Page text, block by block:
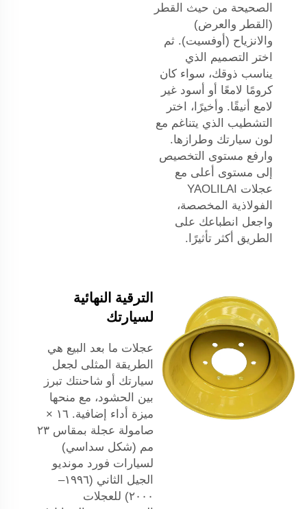
الصحيحة من حيث القطر
(القطر والعرض)
والانزياح (أوفسيت). ثم
اختر التصميم الذي
يناسب ذوقك، سواء كان
كرومًا لامعًا أو أسود غير
لامع أنيقًا. وأخيرًا، اختر
التشطيب الذي يتناغم مع
لون سيارتك وطرازها.
وارفع مستوى التخصيص
إلى مستوى أعلى مع
عجلات YAOLILAI
الفولاذية المخصصة،
واجعل انطباعك على
الطريق أكثر تأثيرًا.
الترقية النهائية
لسيارتك
عجلات ما بعد البيع هي
الطريقة المثلى لجعل
سيارتك أو شاحنتك تبرز
بين الحشود، مع منحها
ميزة أداء إضافية. ١٦ ×
صامولة عجلة بمقاس ٢٣
مم (شكل سداسي)
لسيارات فورد مونديو
الجيل الثاني (١٩٩٦–
٢٠٠٠) للعجلات